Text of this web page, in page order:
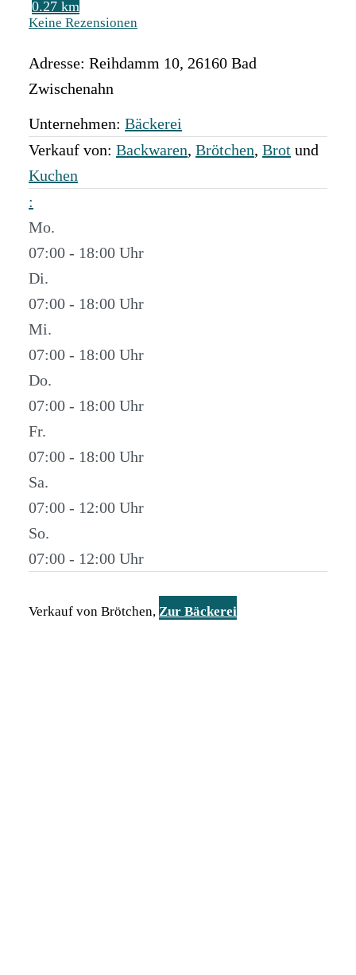
0.27 km
Keine Rezensionen
Adresse: Reihdamm 10, 26160 Bad
Zwischenahn
Unternehmen: Bäckerei
Verkauf von: Backwaren, Brötchen, Brot und
Kuchen
:
Mo.
07:00 - 18:00
Di.
07:00 - 18:00
Mi.
07:00 - 18:00
Do.
07:00 - 18:00
Fr.
07:00 - 18:00
Sa.
07:00 - 12:00
So.
07:00 - 12:00
Verkauf von Brötchen, Zur Bäckerei